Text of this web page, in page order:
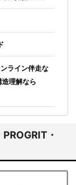
ライン伴走な
理解なら
・